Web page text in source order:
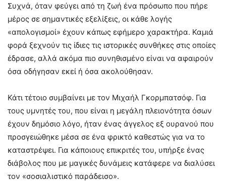
Συχνά, όταν φεύγει από τη ζωή ένα πρόσωπο που πήρε
μέρος σε σημαντικές εξελίξεις, οι κάθε λογής
«απολογισμοί» έχουν κάπως εφήμερο χαρακτήρα. Καμιά
φορά ξεχνούν τις ίδιες τις ιστορικές συνθήκες στις οποίες
έδρασε, αλλά ακόμα πιο συνηθισμένο είναι να αφαιρούν
όσα οδήγησαν εκεί ή όσα ακολούθησαν.
Κάτι τέτοιο συμβαίνει με τον Μιχαήλ Γκορμπατσόφ. Για
τους υμνητές του, που είναι η μεγάλη πλειονότητα όσων
έχουν δημόσιο λόγο, ήταν ένας άγγελος εξ ουρανού που
προσγειώθηκε μέσα σε ένα φρικτό καθεστώς για να το
καταστρέψει. Για κάποιους επικριτές του, υπήρξε ένας
διάβολος που με μαγικές δυνάμεις κατάφερε να διαλύσει
τον «σοσιαλιστικό παράδεισο».